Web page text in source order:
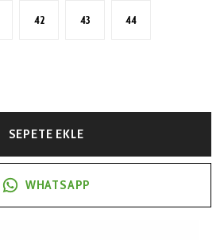
42 43 44
SEPETE EKLE
WHATSAPP